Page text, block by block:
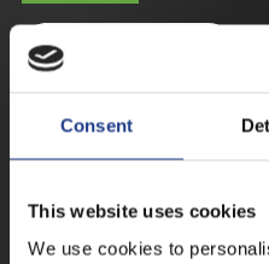
Consent
This website uses cookies
We use cookies to